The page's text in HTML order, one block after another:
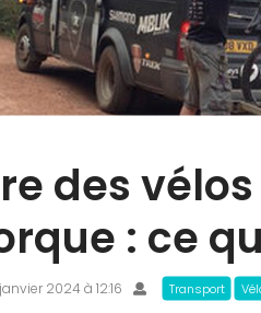
des
: ce
2024 à 12:16 Transport